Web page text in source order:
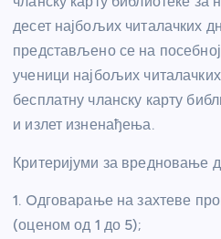
десет најбољих читалачких
представљено се на
ученици најбољих
бесплатну чланску карту
и излет изненађења.
Критеријуми за вредновање
1. Oдговарање на захтеве
(оценом од 1 до 5);